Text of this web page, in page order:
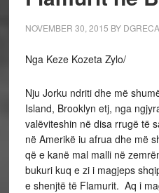
NOVEMBER 30, 2015 BY DGRECA
Nga Keze Kozeta Zylo/
Nju Jorku ndriti dhe më
Island, Brooklyn etj, nga
valëviteshin në disa rrugë të
në Amerikë iu afrua dhe më
që e kanë mal malli në
bukuri kuq e zi i magjeps
e shenjtë të Flamurit. Aq i